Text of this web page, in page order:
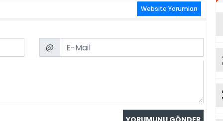
Website Yorumları
Email
@